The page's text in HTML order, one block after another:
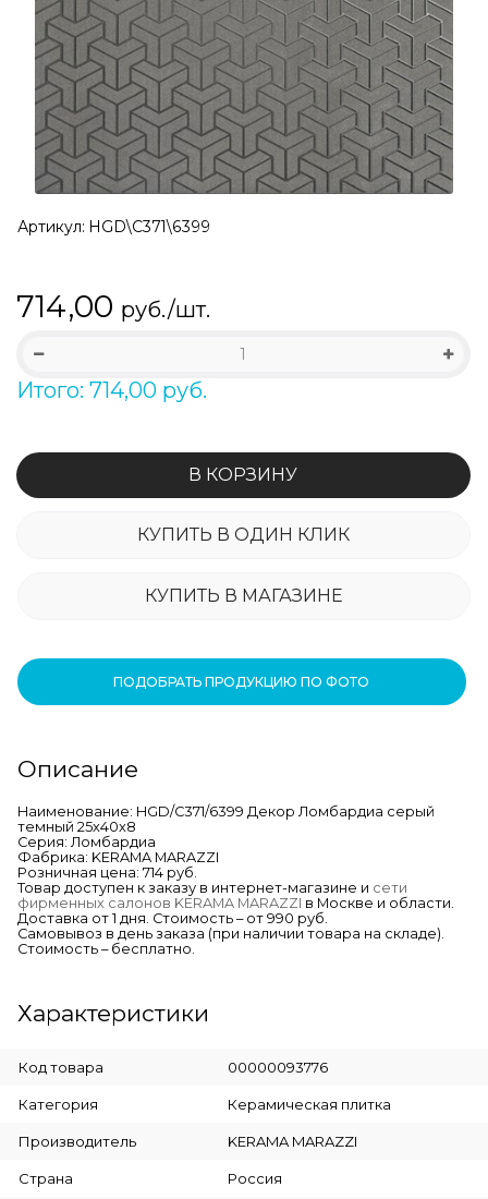
Артикул: HGD\C371\6399
714,00 руб./шт.
Итого: 714,00 руб.
В КОРЗИНУ
КУПИТЬ В ОДИН КЛИК
КУПИТЬ В МАГАЗИНЕ
ПОДОБРАТЬ ПРОДУКЦИЮ ПО ФОТО
Описание
Наименование: HGD/C371/6399 Декор Ломбардиа серый
темный 25x40x8
Серия: Ломбардиа
Фабрика: KERAMA MARAZZI
Розничная цена: 714 руб.
Товар доступен к заказу в интернет-магазине и сети
фирменных салонов KERAMA MARAZZI в Москве и области.
Доставка от 1 дня. Стоимость – от 990 руб.
Самовывоз в день заказа (при наличии товара на складе).
Стоимость – бесплатно.
Характеристики
Код товара 00000093776
Категория Керамическая плитка
Производитель KERAMA MARAZZI
Страна Россия